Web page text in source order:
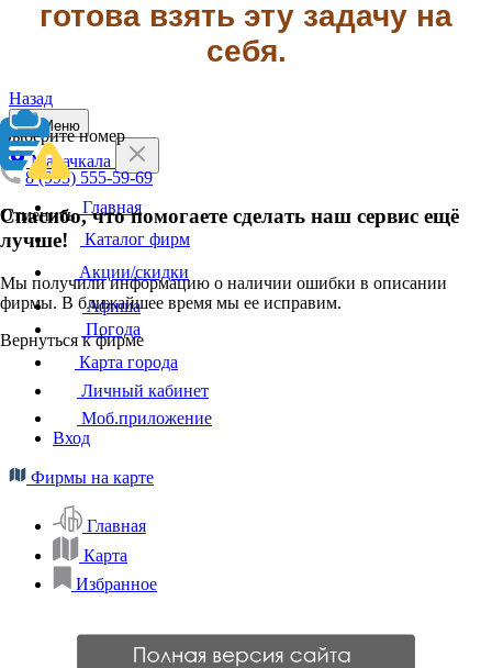
готова взять эту задачу на
себя.
Назад
Выберите номер
8 (993) 555-59-69
Отменить
Спасибо, что помогаете сделать наш сервис ещё
лучше!
Мы получили информацию о наличии ошибки в описании
фирмы. В ближайшее время мы ее исправим.
Вернуться к фирме
Меню
Махачкала
Главная
Каталог фирм
Акции/скидки
Афиша
Погода
Карта города
Личный кабинет
Моб.приложение
Вход
Фирмы на карте
Главная
Карта
Избранное